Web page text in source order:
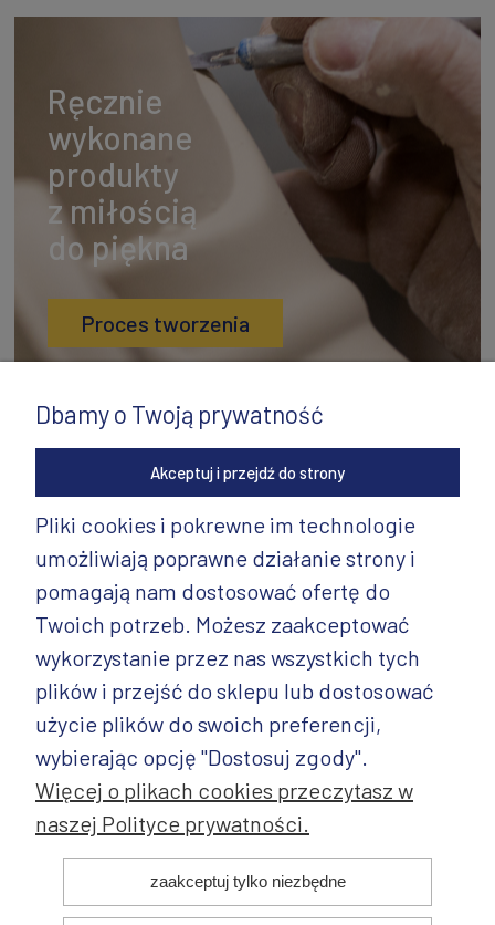
Ręcznie
wykonane
produkty
z miłością
do piękna
Proces tworzenia
INFORMACJE
PRODUKTY CD.
POZOSTAŁE
Dbamy o Twoją prywatność
Akceptuj i przejdź do strony
Pliki cookies i pokrewne im technologie
umożliwiają poprawne działanie strony i
pomagają nam dostosować ofertę do
Twoich potrzeb. Możesz zaakceptować
wykorzystanie przez nas wszystkich tych
plików i przejść do sklepu lub dostosować
użycie plików do swoich preferencji,
wybierając opcję "Dostosuj zgody".
Więcej o plikach cookies przeczytasz w
naszej Polityce prywatności.
zaakceptuj tylko niezbędne